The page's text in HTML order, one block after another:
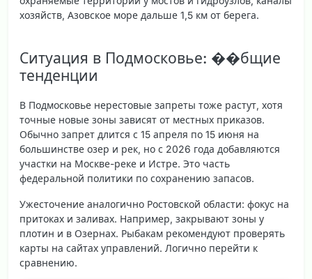
хозяйств, Азовское море дальше 1,5 км от берега.
Ситуация в Подмосковье: ��бщие
тенденции
В Подмосковье нерестовые запреты тоже растут, хотя
точные новые зоны зависят от местных приказов.
Обычно запрет длится с 15 апреля по 15 июня на
большинстве озер и рек, но с 2026 года добавляются
участки на Москве-реке и Истре. Это часть
федеральной политики по сохранению запасов.
Ужесточение аналогично Ростовской области: фокус на
притоках и заливах. Например, закрывают зоны у
плотин и в Озернах. Рыбакам рекомендуют проверять
карты на сайтах управлений. Логично перейти к
сравнению.